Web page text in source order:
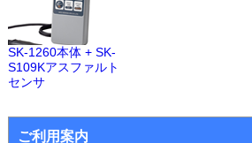
SK-1260本体 + SK-
S109Kアスファルト
センサ
ご利用案内